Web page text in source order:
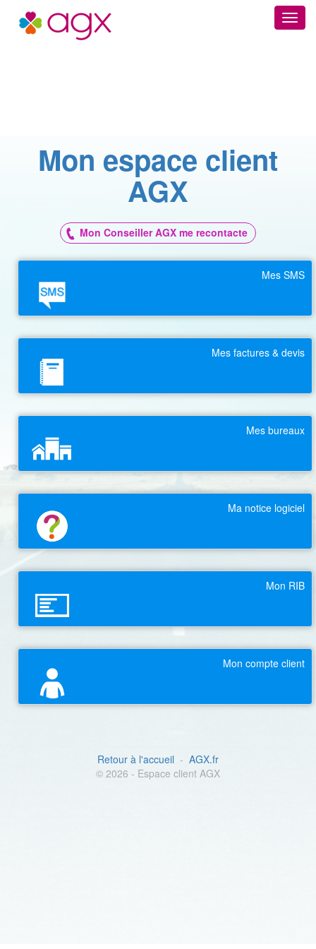
Site AGX
Mon espace client
AGX
Mon Conseiller AGX me recontacte
Mes SMS
Mes factures & devis
Mes bureaux
Ma notice logiciel
Mon RIB
Mon compte client
Retour à l'accueil - AGX.fr
© 2026 - Espace client AGX